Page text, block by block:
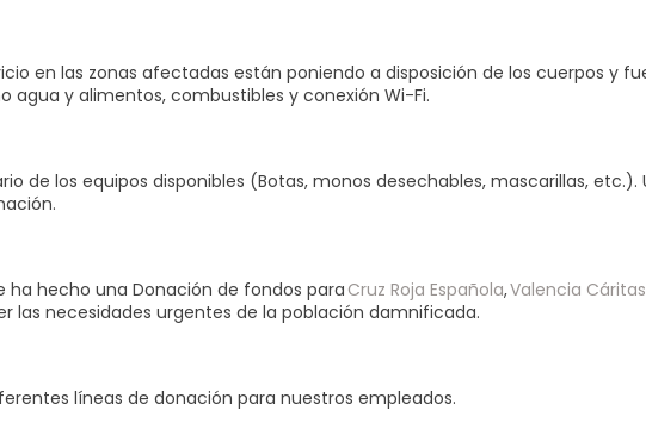
en las zonas afectadas están poniendo a disposición de los cuerpos y
agua y alimentos, combustibles y conexión Wi-Fi.
de los equipos disponibles (Botas, monos desechables, mascarillas,
ha hecho una Donación de fondos para Cruz Roja Española,Valencia Cáritas
las necesidades urgentes de la población damnificada.
líneas de donación para nuestros empleados.